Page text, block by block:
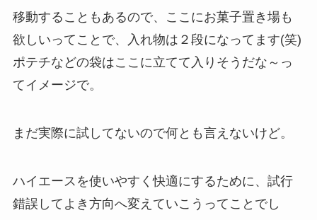
移動することもあるので、ここにお菓子置き場も
欲しいってことで、入れ物は２段になってます(笑)
ポテチなどの袋はここに立てて入りそうだな～っ
てイメージで。
まだ実際に試してないので何とも言えないけど。
ハイエースを使いやすく快適にするために、試行
錯誤してよき方向へ変えていこうってことでし